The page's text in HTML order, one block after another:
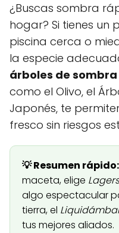
¿Buscas sombra
hogar? Si tienes un
piscina cerca o
la especie
árboles de
como el Olivo, el
Japonés, te
fresco sin riesgos
💡 Resumen rápido:
maceta, elige
algo espectacular
tierra, el
tus mejores aliados.